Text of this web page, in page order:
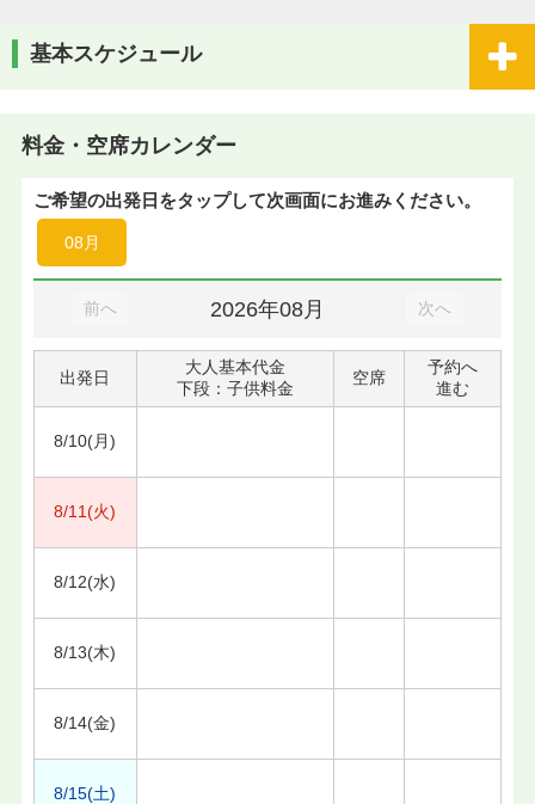
基本スケジュール
料金・空席カレンダー
ご希望の出発日をタップして次画面にお進みください。
08月
前へ 2026年08月 次へ
出発日
大人基本代金
下段：子供料金
空席
予約へ
進む
8/10(月)
8/11(火)
8/12(水)
8/13(木)
8/14(金)
8/15(土)